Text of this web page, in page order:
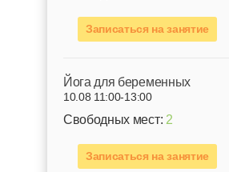
Записаться на занятие
Йога для беременных
10.08 11:00-13:00
Свободных мест: 2
Записаться на занятие